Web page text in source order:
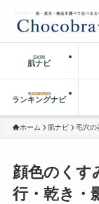
SKIN
肌ナビ
RANKING
ランキングナビ
ホーム 肌ナビ 毛穴の
顔色のくす
行・乾き・